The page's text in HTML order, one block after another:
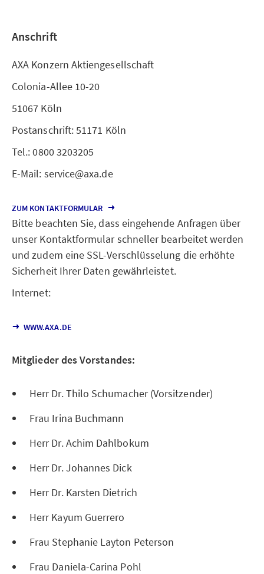
Anschrift
AXA Konzern Aktiengesellschaft
Colonia-Allee 10-20
51067 Köln
Postanschrift: 51171 Köln
Tel.: 0800 3203205
E-Mail: service@axa.de
ZUM KONTAKTFORMULAR
Bitte beachten Sie, dass eingehende Anfragen über
unser Kontaktformular schneller bearbeitet werden
und zudem eine SSL-Verschlüsselung die erhöhte
Sicherheit Ihrer Daten gewährleistet.
Internet:
WWW.AXA.DE
Mitglieder des Vorstandes:
Herr Dr. Thilo Schumacher (Vorsitzender)
Frau Irina Buchmann
Herr Dr. Achim Dahlbokum
Herr Dr. Johannes Dick
Herr Dr. Karsten Dietrich
Herr Kayum Guerrero
Frau Stephanie Layton Peterson
Frau Daniela-Carina Pohl